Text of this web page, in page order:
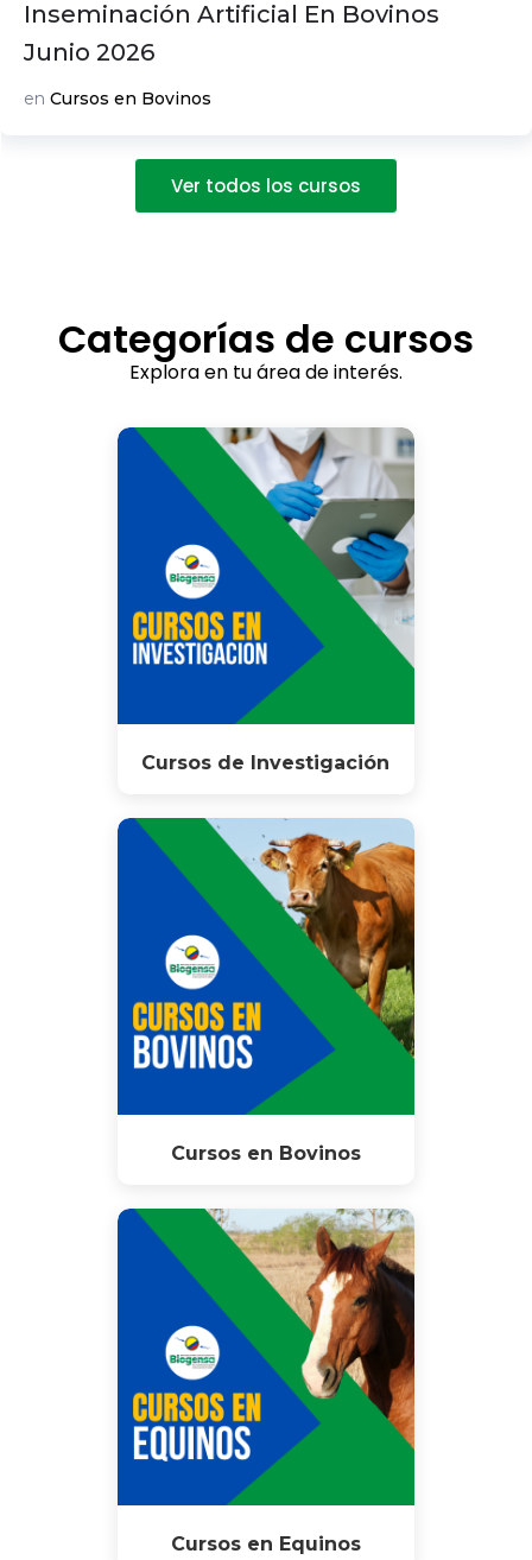
Inseminación Artificial En Bovinos
Junio 2026
en Cursos en Bovinos
Ver todos los cursos
Categorías de cursos
Explora en tu área de interés.
Cursos de Investigación
Cursos en Bovinos
Cursos en Equinos